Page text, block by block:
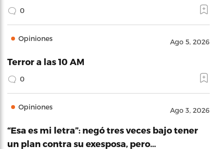
0
Opiniones Ago 5, 2026
Terror a las 10 AM
0
Opiniones Ago 3, 2026
“Esa es mi letra”: negó tres veces bajo tener
un plan contra su exesposa, pero…